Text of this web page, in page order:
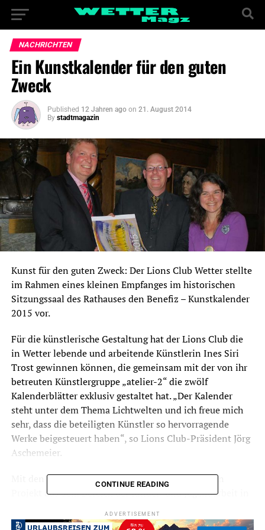
NACHRICHTEN
Ein Kunstkalender für den guten
Zweck
Published 12 Jahren ago on 21. August 2014
By stadtmagazin
Kunst für den guten Zweck: Der Lions Club Wetter stellte
im Rahmen eines kleinen Empfanges im historischen
Sitzungssaal des Rathauses den Benefiz – Kunstkalender
2015 vor.
Für die künstlerische Gestaltung hat der Lions Club die
in Wetter lebende und arbeitende Künstlerin Ines Siri
Trost gewinnen können, die gemeinsam mit der von ihr
betreuten Künstlergruppe „atelier-2“ die zwölf
Kalenderblätter exklusiv gestaltet hat. „Der Kalender
steht unter dem Thema Lichtwelten und ich freue mich
sehr, dass die beteiligten Künstler so hervorragende
Werke beigesteuert haben“, so Lions Club-Präsident Jörg
Aschemeier.
Mit den Erlösen aus dem Kalenderverkauf wird ein
Projekt aus dem Bereich der Kinder- und Jugendarbeit in
bedankte sich beim Lions Club und den beteiligten
CONTINUE READING
ADVERTISEMENT